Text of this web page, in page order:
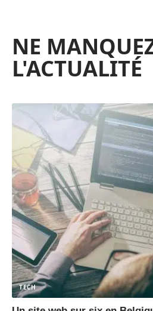
NE
L'ACTUALITÉ
TECH